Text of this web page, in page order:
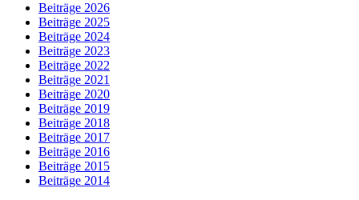
Beiträge 2026
Beiträge 2025
Beiträge 2024
Beiträge 2023
Beiträge 2022
Beiträge 2021
Beiträge 2020
Beiträge 2019
Beiträge 2018
Beiträge 2017
Beiträge 2016
Beiträge 2015
Beiträge 2014